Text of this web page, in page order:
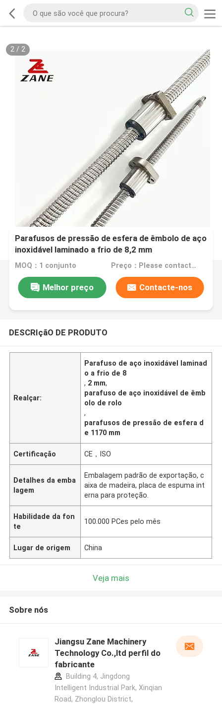
2/ 2
Parafusos de pressão de esfera de êmbolo de aço
inoxidável laminado a frio de 8,2 mm
MOQ：1 conjunto Preço：Please contact for a quote
Melhor preço Contacte-nos
DESCRIçãO DE PRODUTO
Realçar:
Parafuso de aço inoxidável laminad
o a frio de 8
, 2 mm,
parafuso de aço inoxidável de êmb
olo de rolo
,
parafusos de pressão de esfera d
e 1170 mm
Certificação CE，ISO
Detalhes da emba
lagem
Embalagem padrão de exportação, c
aixa de madeira, placa de espuma int
erna para proteção.
Habilidade da fon
te
100.000 PCes pelo mês
Lugar de origem China
Veja mais
Sobre nós
Jiangsu Zane Machinery
Technology Co.,ltd perfil do
fabricante
Building 4, Jingdong
Intelligent Industrial Park, Xinqian
Road, Zhonglou District,